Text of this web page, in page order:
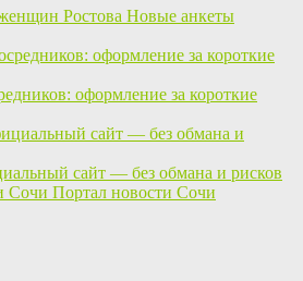
Новые анкеты
оформление за короткие
сайт — без обмана и рисков
Портал новости Сочи